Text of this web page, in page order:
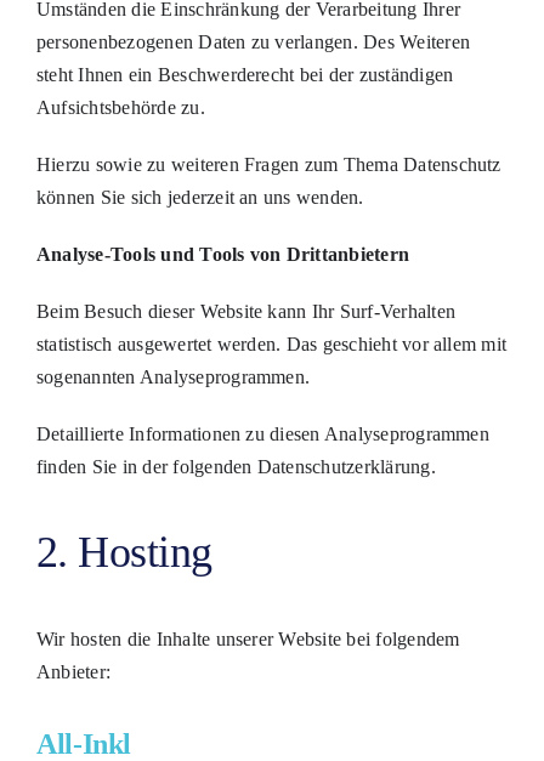
Umständen die Einschränkung der Verarbeitung Ihrer
personenbezogenen Daten zu verlangen. Des Weiteren
steht Ihnen ein Beschwerderecht bei der zuständigen
Aufsichtsbehörde zu.
Hierzu sowie zu weiteren Fragen zum Thema Datenschutz
können Sie sich jederzeit an uns wenden.
Analyse-Tools und Tools von Dritt­anbietern
Beim Besuch dieser Website kann Ihr Surf-Verhalten
statistisch ausgewertet werden. Das geschieht vor allem mit
sogenannten Analyseprogrammen.
Detaillierte Informationen zu diesen Analyseprogrammen
finden Sie in der folgenden Datenschutzerklärung.
2. Hosting
Wir hosten die Inhalte unserer Website bei folgendem
Anbieter:
All-Inkl